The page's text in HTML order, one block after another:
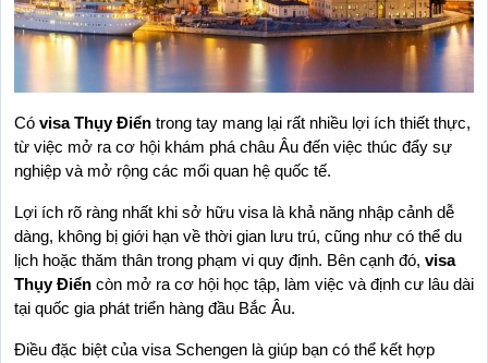
Có visa Thụy Điển trong tay mang lại rất nhiều lợi ích thiết thực,
từ việc mở ra cơ hội khám phá châu Âu đến việc thúc đẩy sự
nghiệp và mở rộng các mối quan hệ quốc tế.
Lợi ích rõ ràng nhất khi sở hữu visa là khả năng nhập cảnh dễ
dàng, không bị giới hạn về thời gian lưu trú, cũng như có thể du
lịch hoặc thăm thân trong phạm vi quy định. Bên cạnh đó, visa
Thụy Điển còn mở ra cơ hội học tập, làm việc và định cư lâu dài
tại quốc gia phát triển hàng đầu Bắc Âu.
Điều đặc biệt của visa Schengen là giúp bạn có thể kết hợp